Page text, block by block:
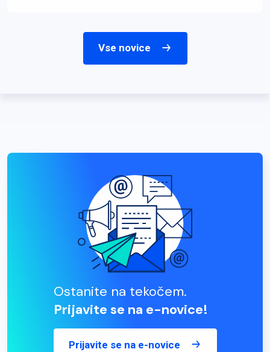
Vse novice
Ostanite na tekočem.
Prijavite se na e-novice!
Prijavite se na e-novice